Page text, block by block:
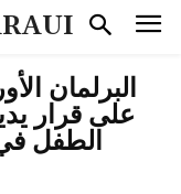
البرلمان
على قرار
الطفل